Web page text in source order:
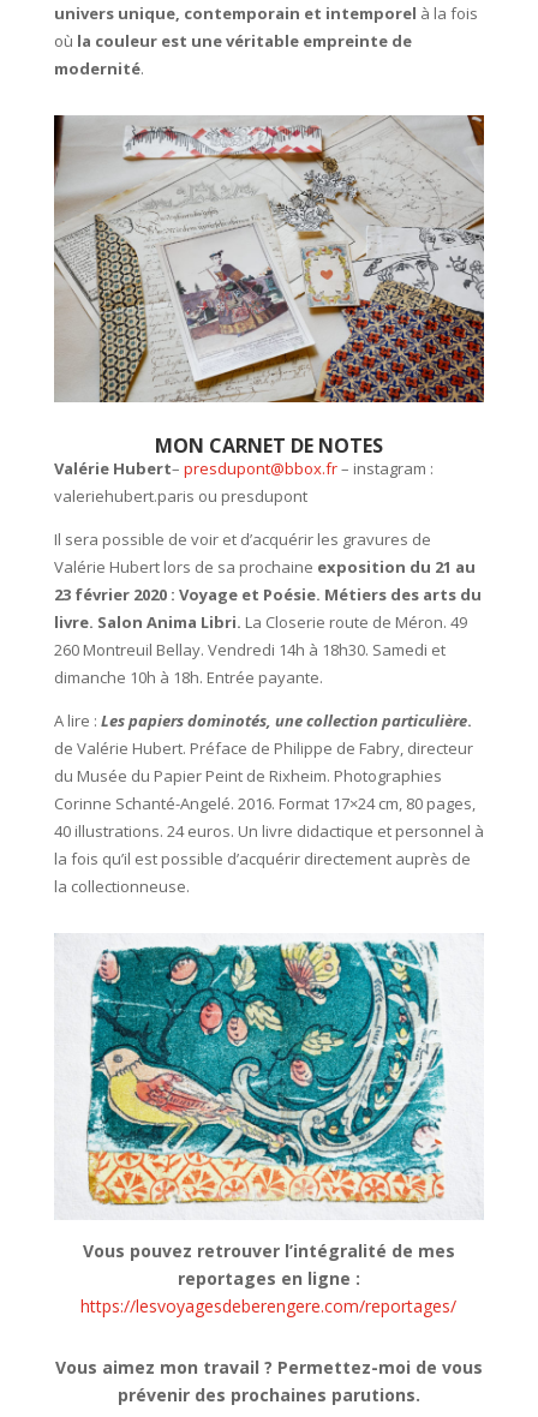
univers unique, contemporain et intemporel à la fois
où la couleur est une véritable empreinte de
modernité.
MON CARNET DE NOTES
Valérie Hubert– presdupont@bbox.fr– instagram :
valeriehubert.paris ou presdupont
Il sera possible de voir et d’acquérir les gravures de
Valérie Hubert lors de sa prochaine exposition du 21 au
23 février 2020 : Voyage et Poésie. Métiers des arts du
livre. Salon Anima Libri. La Closerie route de Méron. 49
260 Montreuil Bellay. Vendredi 14h à 18h30. Samedi et
dimanche 10h à 18h. Entrée payante.
A lire : Les papiers dominotés, une collection particulière.
de Valérie Hubert. Préface de Philippe de Fabry, directeur
du Musée du Papier Peint de Rixheim. Photographies
Corinne Schanté-Angelé. 2016. Format 17×24 cm, 80 pages,
40 illustrations. 24 euros. Un livre didactique et personnel à
la fois qu’il est possible d’acquérir directement auprès de
la collectionneuse.
Vous pouvez retrouver l’intégralité de mes
reportages en ligne :
https://lesvoyagesdeberengere.com/reportages/
Vous aimez mon travail ? Permettez-moi de vous
prévenir des prochaines parutions.